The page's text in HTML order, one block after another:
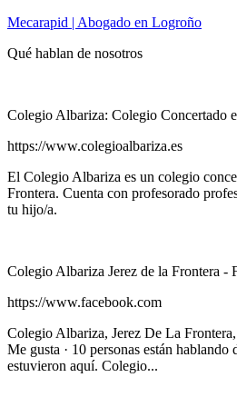
Mecarapid | Abogado en Logroño
Qué hablan de nosotros
Colegio Albariza: Colegio Concertado
https://www.colegioalbariza.es
El Colegio Albariza es un colegio
Frontera. Cuenta con profesorado
tu hijo/a.
Colegio Albariza Jerez de la Frontera -
https://www.facebook.com
Colegio Albariza, Jerez De La
Me gusta · 10 personas están hablando
estuvieron aquí. Colegio...